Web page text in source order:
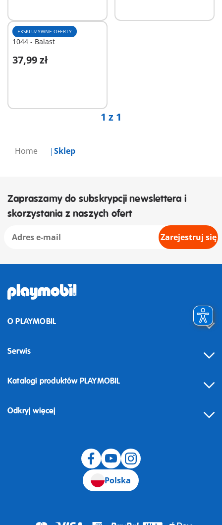
Home Sklep
EKSKLUZYWNE OFERTY
1044 - Balast
37,99 zł
Dodaj do koszyka
1 z 1
Zapraszamy do subskrypcji newslettera i
skorzystania z naszych ofert
Zarejestruj się
O PLAYMOBIL
Serwis
Odstąpienie od umowy
Katalogi produktów PLAYMOBIL
Odkryj więcej
Polska